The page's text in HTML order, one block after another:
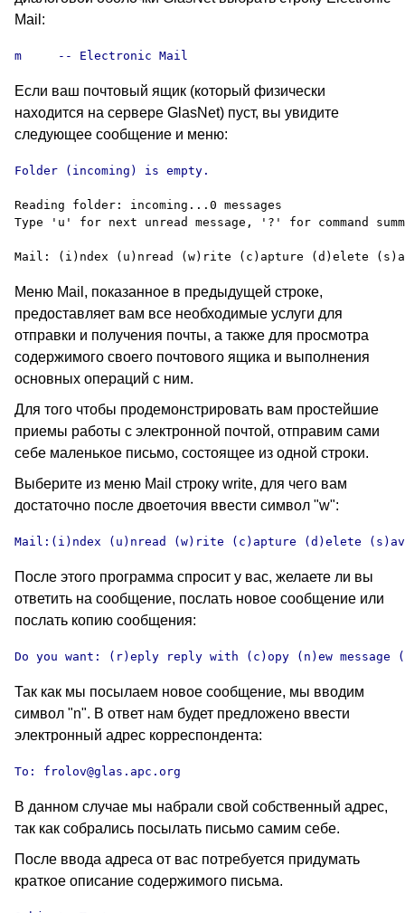
Mail:
m     -- Electronic Mail
Если ваш почтовый ящик (который физически
находится на сервере GlasNet) пуст, вы увидите
следующее сообщение и меню:
Folder (incoming) is empty.
Reading folder: incoming...0 messages
Type 'u' for next unread message, '?' for command
Меню Mail, показанное в предыдущей строке,
предоставляет вам все необходимые услуги для
отправки и получения почты, а также для просмотра
содержимого своего почтового ящика и выполнения
основных операций с ним.
Для того чтобы продемонстрировать вам простейшие
приемы работы с электронной почтой, отправим сами
себе маленькое письмо, состоящее из одной строки.
Выберите из меню Mail строку write, для чего вам
достаточно после двоеточия ввести символ "w":
Mail:(i)ndex (u)nread (w)rite (c)apture (d)elete
После этого программа спросит у вас, желаете ли вы
ответить на сообщение, послать новое сообщение или
послать копию сообщения:
Do you want: (r)eply reply with (c)opy (n)ew message
Так как мы посылаем новое сообщение, мы вводим
символ "n". В ответ нам будет предложено ввести
электронный адрес корреспондента:
To: frolov@glas.apc.org
В данном случае мы набрали свой собственный адрес,
так как собрались посылать письмо самим себе.
После ввода адреса от вас потребуется придумать
краткое описание содержимого письма.